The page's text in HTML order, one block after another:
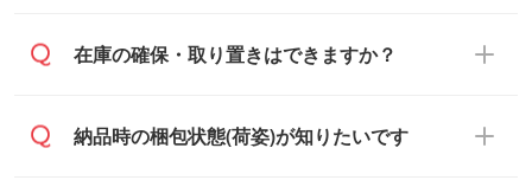
す。
備考欄』よりお知らせください。
・商品のみ注文する場合(サンプル購入を含
ます。
ご希望の納期がある場合は、お問い合わ
在庫状況や印刷スケジュールを確認のう
在庫の確保・取り置きはできますか？
ご入金確認後に在庫を確保し、注文確定の
納品時の梱包状態(荷姿)が知りたいです